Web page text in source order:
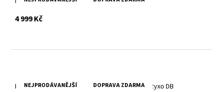
4 999 Kčs DPH
NEJPRODÁVANĚJŠÍ DOPRAVA ZDARMA
Bílá pánská kožená bunda s textilní kapucí MMRyxo DB